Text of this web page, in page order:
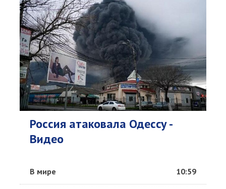
Россия атаковала Одессу -
Видео
В мире 10:59